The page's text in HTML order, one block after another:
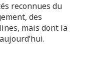
reconnues du
des
mais dont la